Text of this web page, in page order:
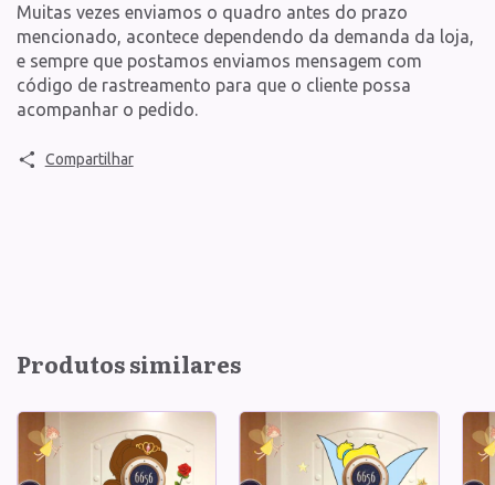
Muitas vezes enviamos o quadro antes do prazo
mencionado, acontece dependendo da demanda da loja,
e sempre que postamos enviamos mensagem com
código de rastreamento para que o cliente possa
acompanhar o pedido.
Compartilhar
Produtos similares